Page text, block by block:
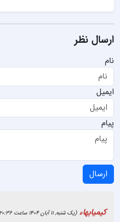
ارسال نظر
نام
ایمیل
پیام
ارسال
کیمیابهاء (یک شنبه, 11 آبان 1404 ساعت 12:20:36)